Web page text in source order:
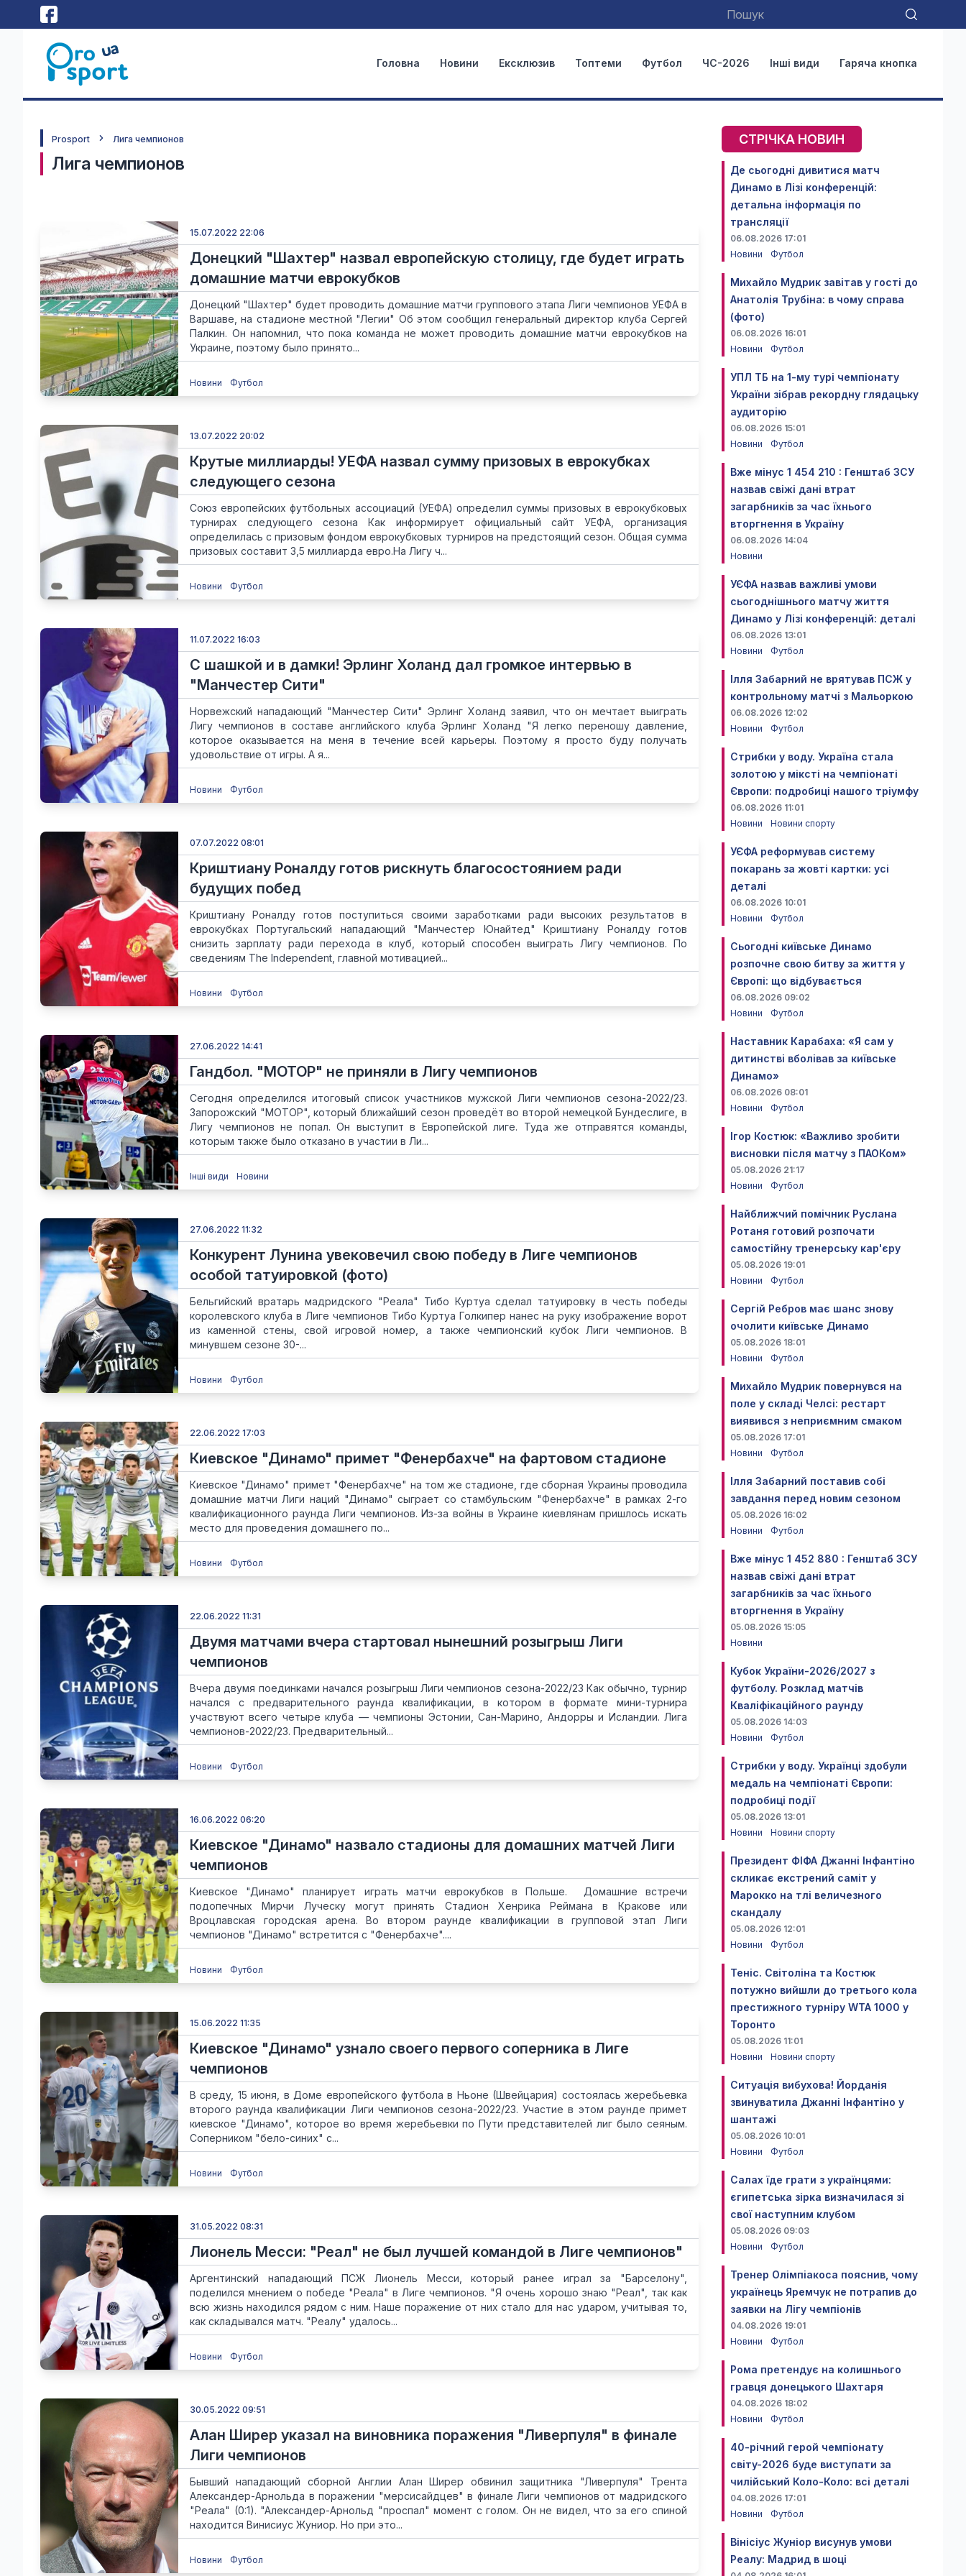
Головна Новини Ексклюзив Топтеми Футбол ЧС-2026 Інші види Гаряча кнопка
Prosport Лига чемпионов
Лига чемпионов
15.07.2022 22:06
Донецкий "Шахтер" назвал европейскую столицу, где будет играть
домашние матчи еврокубков
Донецкий "Шахтер" будет проводить домашние матчи группового этапа Лиги чемпионов УЕФА в
Варшаве, на стадионе местной "Легии" Об этом сообщил генеральный директор клуба Сергей
Палкин. Он напомнил, что пока команда не может проводить домашние матчи еврокубков на
Украине, поэтому было принято...
Новини Футбол
13.07.2022 20:02
Крутые миллиарды! УЕФА назвал сумму призовых в еврокубках
следующего сезона
Союз европейских футбольных ассоциаций (УЕФА) определил суммы призовых в еврокубковых
турнирах следующего сезона Как информирует официальный сайт УЕФА, организация
определилась с призовым фондом еврокубковых турниров на предстоящий сезон. Общая сумма
призовых составит 3,5 миллиарда евро.На Лигу ч...
Новини Футбол
11.07.2022 16:03
С шашкой и в дамки! Эрлинг Холанд дал громкое интервью в
"Манчестер Сити"
Норвежский нападающий "Манчестер Сити" Эрлинг Холанд заявил, что он мечтает выиграть
Лигу чемпионов в составе английского клуба Эрлинг Холанд "Я легко переношу давление,
которое оказывается на меня в течение всей карьеры. Поэтому я просто буду получать
удовольствие от игры. А я...
Новини Футбол
07.07.2022 08:01
Криштиану Роналду готов рискнуть благосостоянием ради
будущих побед
Криштиану Роналду готов поступиться своими заработками ради высоких результатов в
еврокубках Португальский нападающий "Манчестер Юнайтед" Криштиану Роналду готов
снизить зарплату ради перехода в клуб, который способен выиграть Лигу чемпионов. По
сведениям The Independent, главной мотивацией...
Новини Футбол
27.06.2022 14:41
Гандбол. "МОТОР" не приняли в Лигу чемпионов
Сегодня определился итоговый список участников мужской Лиги чемпионов сезона-2022/23.
Запорожский "МОТОР", который ближайший сезон проведёт во второй немецкой Бундеслиге, в
Лигу чемпионов не попал. Он выступит в Европейской лиге. Туда же отправятся команды,
которым также было отказано в участии в Ли...
Інші види Новини
27.06.2022 11:32
Конкурент Лунина увековечил свою победу в Лиге чемпионов
особой татуировкой (фото)
Бельгийский вратарь мадридского "Реала" Тибо Куртуа сделал татуировку в честь победы
королевского клуба в Лиге чемпионов Тибо Куртуа Голкипер нанес на руку изображение ворот
из каменной стены, свой игровой номер, а также чемпионский кубок Лиги чемпионов. В
минувшем сезоне 30-...
Новини Футбол
22.06.2022 17:03
Киевское "Динамо" примет "Фенербахче" на фартовом стадионе
Киевское "Динамо" примет "Фенербахче" на том же стадионе, где сборная Украины проводила
домашние матчи Лиги наций "Динамо" сыграет со стамбульским "Фенербахче" в рамках 2-го
квалификационного раунда Лиги чемпионов. Из-за войны в Украине киевлянам пришлось искать
место для проведения домашнего по...
Новини Футбол
22.06.2022 11:31
Двумя матчами вчера стартовал нынешний розыгрыш Лиги
чемпионов
Вчера двумя поединками начался розыгрыш Лиги чемпионов сезона-2022/23 Как обычно, турнир
начался с предварительного раунда квалификации, в котором в формате мини-турнира
участвуют всего четыре клуба — чемпионы Эстонии, Сан-Марино, Андорры и Исландии. Лига
чемпионов-2022/23. Предварительный...
Новини Футбол
16.06.2022 06:20
Киевское "Динамо" назвало стадионы для домашних матчей Лиги
чемпионов
Киевское "Динамо" планирует играть матчи еврокубков в Польше. Домашние встречи
подопечных Мирчи Луческу могут принять Стадион Хенрика Реймана в Кракове или
Вроцлавская городская арена. Во втором раунде квалификации в групповой этап Лиги
чемпионов "Динамо" встретится с "Фенербахче"....
Новини Футбол
15.06.2022 11:35
Киевское "Динамо" узнало своего первого соперника в Лиге
чемпионов
В среду, 15 июня, в Доме европейского футбола в Ньоне (Швейцария) состоялась жеребьевка
второго раунда квалификации Лиги чемпионов сезона-2022/23. Участие в этом раунде примет
киевское "Динамо", которое во время жеребьевки по Пути представителей лиг было сеяным.
Соперником "бело-синих" с...
Новини Футбол
31.05.2022 08:31
Лионель Месси: "Реал" не был лучшей командой в Лиге чемпионов"
Аргентинский нападающий ПСЖ Лионель Месси, который ранее играл за "Барселону",
поделился мнением о победе "Реала" в Лиге чемпионов. "Я очень хорошо знаю "Реал", так как
всю жизнь находился рядом с ним. Наше поражение от них стало для нас ударом, учитывая то,
как складывался матч. "Реалу" удалось...
Новини Футбол
30.05.2022 09:51
Алан Ширер указал на виновника поражения "Ливерпуля" в финале
Лиги чемпионов
Бывший нападающий сборной Англии Алан Ширер обвинил защитника "Ливерпуля" Трента
Александер-Арнольда в поражении "мерсисайдцев" в финале Лиги чемпионов от мадридского
"Реала" (0:1). "Александер-Арнольд "проспал" момент с голом. Он не видел, что за его спиной
находится Винисиус Жуниор. Но при это...
Новини Футбол
СТРІЧКА НОВИН
Де сьогодні дивитися матч
Динамо в Лізі конференцій:
детальна інформація по
трансляції
06.08.2026 17:01
Новини
Футбол
Михайло Мудрик завітав у гості до
Анатолія Трубіна: в чому справа
(фото)
06.08.2026 16:01
Новини
Футбол
УПЛ ТБ на 1-му турі чемпіонату
України зібрав рекордну глядацьку
аудиторію
06.08.2026 15:01
Новини
Футбол
Вже мінус 1 454 210 : Генштаб ЗСУ
назвав свіжі дані втрат
загарбників за час їхнього
вторгнення в Україну
06.08.2026 14:04
Новини
УЄФА назвав важливі умови
сьогоднішнього матчу життя
Динамо у Лізі конференцій: деталі
06.08.2026 13:01
Новини
Футбол
Ілля Забарний не врятував ПСЖ у
контрольному матчі з Мальоркою
06.08.2026 12:02
Новини
Футбол
Стрибки у воду. Україна стала
золотою у міксті на чемпіонаті
Європи: подробиці нашого тріумфу
06.08.2026 11:01
Новини
Новини спорту
УЄФА реформував систему
покарань за жовті картки: усі
деталі
06.08.2026 10:01
Новини
Футбол
Сьогодні київське Динамо
розпочне свою битву за життя у
Європі: що відбувається
06.08.2026 09:02
Новини
Футбол
Наставник Карабаха: «Я сам у
дитинстві вболівав за київське
Динамо»
06.08.2026 08:01
Новини
Футбол
Ігор Костюк: «Важливо зробити
висновки після матчу з ПАОКом»
05.08.2026 21:17
Новини
Футбол
Найближчий помічник Руслана
Ротаня готовий розпочати
самостійну тренерську кар'єру
05.08.2026 19:01
Новини
Футбол
Сергій Ребров має шанс знову
очолити київське Динамо
05.08.2026 18:01
Новини
Футбол
Михайло Мудрик повернувся на
поле у складі Челсі: рестарт
виявився з неприємним смаком
05.08.2026 17:01
Новини
Футбол
Ілля Забарний поставив собі
завдання перед новим сезоном
05.08.2026 16:02
Новини
Футбол
Вже мінус 1 452 880 : Генштаб ЗСУ
назвав свіжі дані втрат
загарбників за час їхнього
вторгнення в Україну
05.08.2026 15:05
Новини
Кубок України-2026/2027 з
футболу. Розклад матчів
Кваліфікаційного раунду
05.08.2026 14:03
Новини
Футбол
Стрибки у воду. Українці здобули
медаль на чемпіонаті Європи:
подробиці події
05.08.2026 13:01
Новини
Новини спорту
Президент ФІФА Джанні Інфантіно
скликає екстрений саміт у
Марокко на тлі величезного
скандалу
05.08.2026 12:01
Новини
Футбол
Теніс. Світоліна та Костюк
потужно вийшли до третього кола
престижного турніру WTA 1000 у
Торонто
05.08.2026 11:01
Новини
Новини спорту
Ситуація вибухова! Йорданія
звинуватила Джанні Інфантіно у
шантажі
05.08.2026 10:01
Новини
Футбол
Салах їде грати з українцями:
єгипетська зірка визначилася зі
свої наступним клубом
05.08.2026 09:03
Новини
Футбол
Тренер Олімпіакоса пояснив, чому
українець Яремчук не потрапив до
заявки на Лігу чемпіонів
04.08.2026 19:01
Новини
Футбол
Рома претендує на колишнього
гравця донецького Шахтаря
04.08.2026 18:02
Новини
Футбол
40-річний герой чемпіонату
світу-2026 буде виступати за
чилійський Коло-Коло: всі деталі
04.08.2026 17:01
Новини
Футбол
Вінісіус Жуніор висунув умови
Реалу: Мадрид в шоці